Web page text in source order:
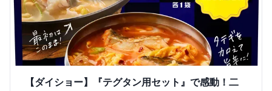
【ダイショー】『テグタン用セット』で感動！二